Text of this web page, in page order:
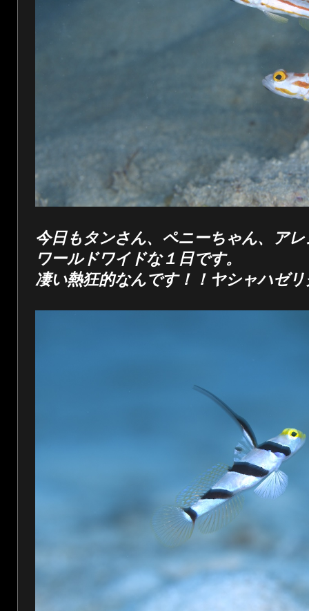
今日もタンさん、ペニーちゃん、ア
ワールドワイドな１日です。
凄い熱狂的なんです！！ヤシャハゼ